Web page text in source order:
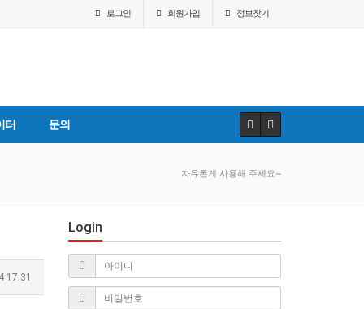
로그인 회원가입 정보찾기
터 문의
자유롭게 사용해 주세요~
17:31
Login